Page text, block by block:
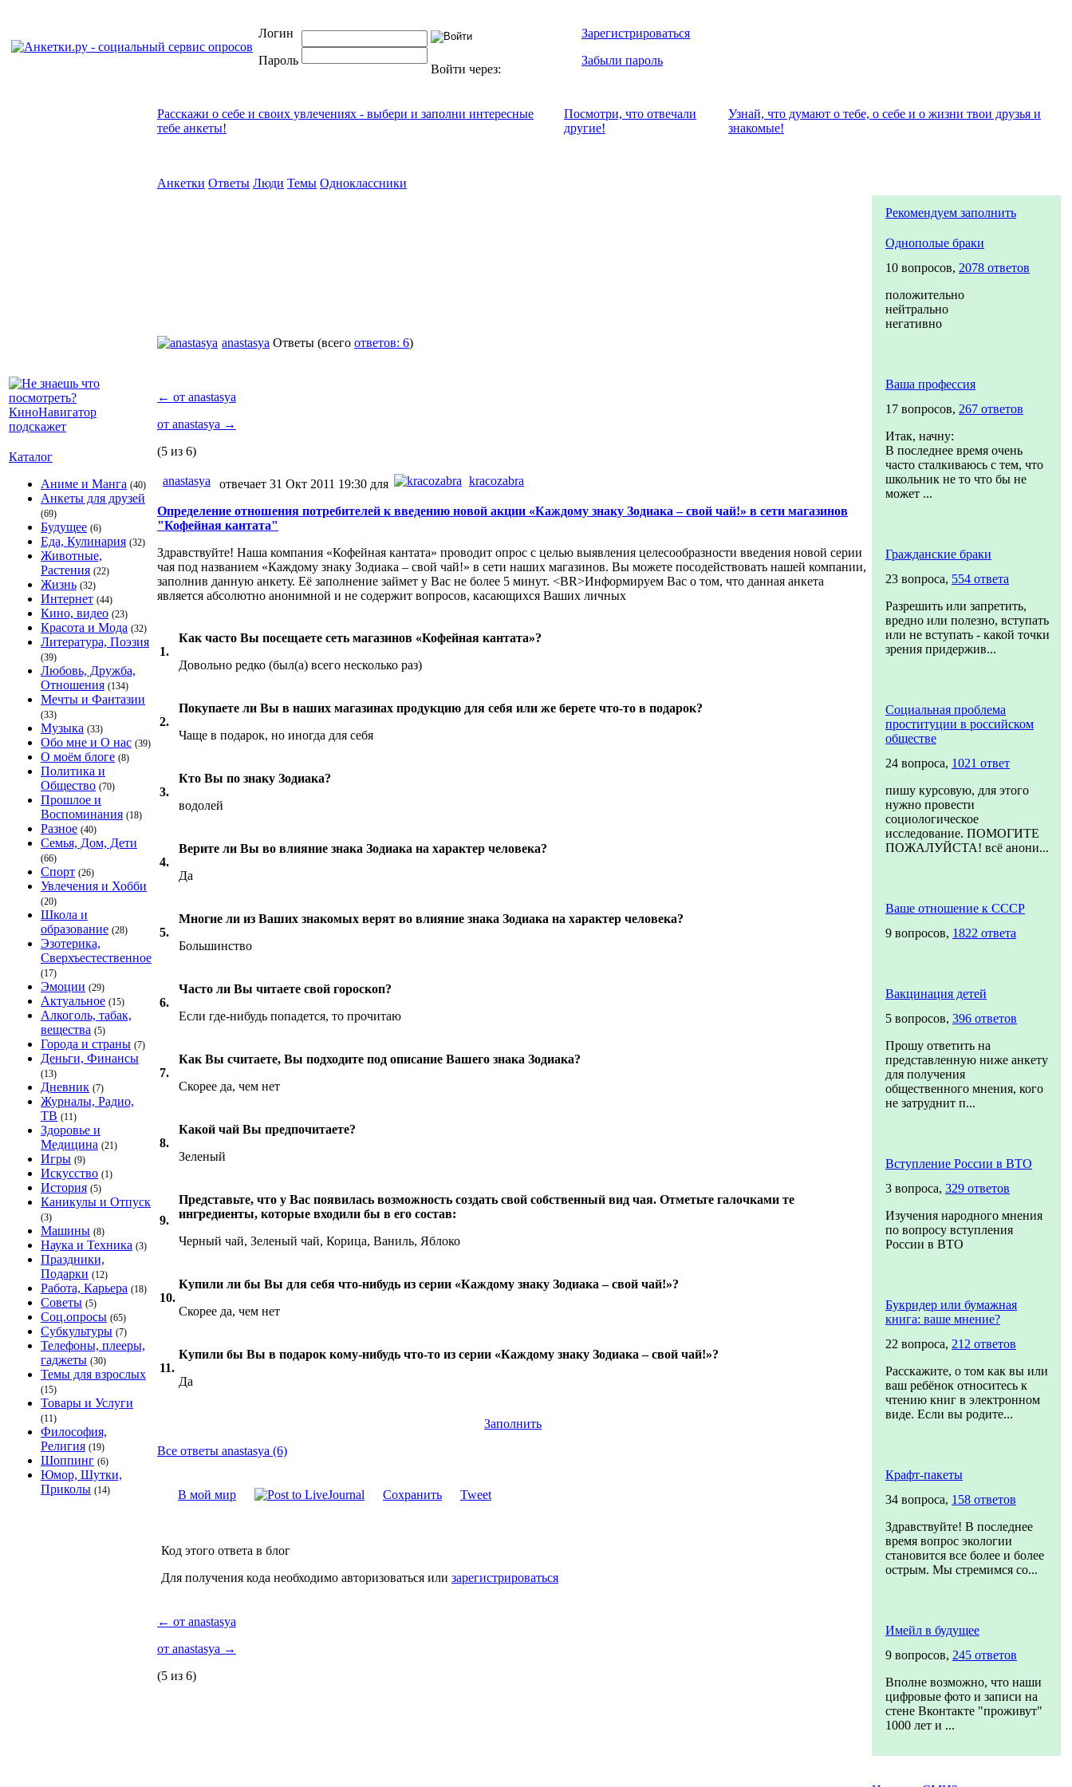
Логин
Пароль
Войти через:
Зарегистрироваться
Забыли пароль
Каталог
Аниме и Манга (40)
Анкеты для друзей
(69)
Будущее (6)
Еда, Кулинария (32)
Животные,
Растения (22)
Жизнь (32)
Интернет (44)
Кино, видео (23)
Красота и Мода (32)
Литература, Поэзия
(39)
Любовь, Дружба,
Отношения (134)
Мечты и Фантазии
(33)
Музыка (33)
Обо мне и О нас (39)
О моём блоге (8)
Политика и
Общество (70)
Прошлое и
Воспоминания (18)
Разное (40)
Семья, Дом, Дети
(66)
Спорт (26)
Увлечения и Хобби
(20)
Школа и
образование (28)
Эзотерика,
Сверхъестественное
(17)
Эмоции (29)
Актуальное (15)
Алкоголь, табак,
вещества (5)
Города и страны (7)
Деньги, Финансы
(13)
Дневник (7)
Журналы, Радио,
ТВ (11)
Здоровье и
Медицина (21)
Игры (9)
Искусство (1)
История (5)
Каникулы и Отпуск
(3)
Машины (8)
Наука и Техника (3)
Праздники,
Подарки (12)
Работа, Карьера (18)
Советы (5)
Соц.опросы (65)
Субкультуры (7)
Телефоны, плееры,
гаджеты (30)
Темы для взрослых
(15)
Товары и Услуги
(11)
Философия,
Религия (19)
Шоппинг (6)
Юмор, Шутки,
Приколы (14)
Расскажи о себе и своих увлечениях - выбери и заполни интересные
тебе анкеты!
Посмотри, что отвeчали
другие!
Узнай, что думают о тебе, о себе и о жизни твои друзья и
знакомые!
Анкетки Ответы Люди Темы Одноклассники
anastasya Ответы (всего ответов: 6)
← от anastasya
от anastasya →
(5 из 6)
anastasya отвечает 31 Окт 2011 19:30 для kracozabra
Определение отношения потребителей к введению новой акции «Каждому знаку Зодиака – свой чай!» в сети магазинов
"Кофейная кантата"
Здравствуйте! Наша компания «Кофейная кантата» проводит опрос с целью выявления целесообразности введения новой серии
чая под названием «Каждому знаку Зодиака – свой чай!» в сети наших магазинов. Вы можете посодействовать нашей компании,
заполнив данную анкету. Её заполнение займет у Вас не более 5 минут. <BR>Информируем Вас о том, что данная анкета
является абсолютно анонимной и не содержит вопросов, касающихся Ваших личных
1.
Как часто Вы посещаете сеть магазинов «Кофейная кантата»?
Довольно редко (был(а) всего несколько раз)
2.
Покупаете ли Вы в наших магазинах продукцию для себя или же берете что-то в подарок?
Чаще в подарок, но иногда для себя
3.
Кто Вы по знаку Зодиака?
водолей
4.
Верите ли Вы во влияние знака Зодиака на характер человека?
Да
5.
Многие ли из Ваших знакомых верят во влияние знака Зодиака на характер человека?
Большинство
6.
Часто ли Вы читаете свой гороскоп?
Если где-нибудь попадется, то прочитаю
7.
Как Вы считаете, Вы подходите под описание Вашего знака Зодиака?
Скорее да, чем нет
8.
Какой чай Вы предпочитаете?
Зеленый
9.
Представьте, что у Вас появилась возможность создать свой собственный вид чая. Отметьте галочками те
ингредиенты, которые входили бы в его состав:
Черный чай, Зеленый чай, Корица, Ваниль, Яблоко
10.
Купили ли бы Вы для себя что-нибудь из серии «Каждому знаку Зодиака – свой чай!»?
Скорее да, чем нет
11.
Купили бы Вы в подарок кому-нибудь что-то из серии «Каждому знаку Зодиака – свой чай!»?
Да
Заполнить
Все ответы anastasya (6)
В мой мир Сохранить Tweet
Код этого ответа в блог
Для получения кода необходимо авторизоваться или зарегистрироваться
← от anastasya
от anastasya →
(5 из 6)
Рекомендуем заполнить
Однополые браки
10 вопросов, 2078 ответов
положительно
нейтрально
негативно
Ваша профессия
17 вопросов, 267 ответов
Итак, начну:
В последнее время очень
часто сталкиваюсь с тем, что
школьник не то что бы не
может ...
Гражданские браки
23 вопроса, 554 ответа
Разрешить или запретить,
вредно или полезно, вступать
или не вступать - какой точки
зрения придержив...
Социальная проблема
проституции в российском
обществе
24 вопроса, 1021 ответ
пишу курсовую, для этого
нужно провести
социологическое
исследование. ПОМОГИТЕ
ПОЖАЛУЙСТА! всё анони...
Ваше отношение к СССР
9 вопросов, 1822 ответа
Вакцинация детей
5 вопросов, 396 ответов
Прошу ответить на
представленную ниже анкету
для получения
общественного мнения, кого
не затруднит п...
Вступление России в ВТО
3 вопроса, 329 ответов
Изучения народного мнения
по вопросу вступления
России в ВТО
Букридер или бумажная
книга: ваше мнение?
22 вопроса, 212 ответов
Расскажите, о том как вы или
ваш ребёнок относитесь к
чтению книг в электронном
виде. Если вы родите...
Крафт-пакеты
34 вопроса, 158 ответов
Здравствуйте! В последнее
время вопрос экологии
становится все более и более
острым. Мы стремимся со...
Имейл в будущее
9 вопросов, 245 ответов
Вполне возможно, что наши
цифровые фото и записи на
стене Вконтакте "проживут"
1000 лет и ...